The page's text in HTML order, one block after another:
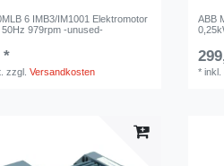
6 IMB3/IM1001 Elektromotor
979rpm -unused-
*
zzgl.Versandkosten
ABB
*inkl.